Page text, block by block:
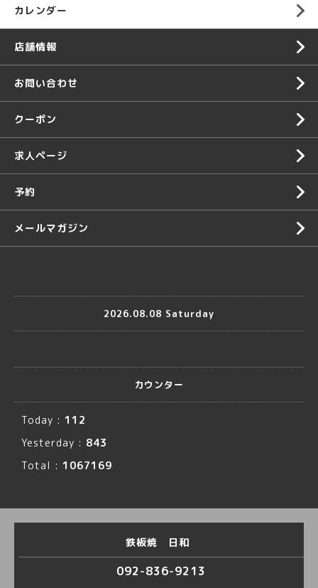
カレンダー
店舗情報
お問い合わせ
クーポン
求人ページ
予約
メールマガジン
2026.08.08 Saturday
カウンター
Today : 112
Yesterday : 843
Total : 1067169
鉄板焼 日和
092-836-9213